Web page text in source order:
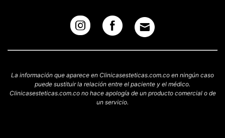
La información que aparece en Clinicasesteticas.com.co en ningún caso
puede sustituir la relación entre el paciente y el médico.
Clinicasesteticas.com.co no hace apología de un producto comercial o de
un servicio.